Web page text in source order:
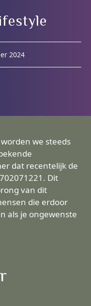
2024
we steeds
dat recentelijk de
Dit
van dit
die erdoor
als je ongewenste